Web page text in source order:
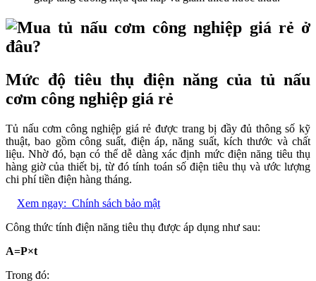
Mức độ tiêu thụ điện năng của tủ nấu
cơm công nghiệp giá rẻ
Tủ nấu cơm công nghiệp giá rẻ được trang bị đầy đủ thông số kỹ
thuật, bao gồm công suất, điện áp, năng suất, kích thước và chất
liệu. Nhờ đó, bạn có thể dễ dàng xác định mức điện năng tiêu thụ
hàng giờ của thiết bị, từ đó tính toán số điện tiêu thụ và ước lượng
chi phí tiền điện hàng tháng.
Xem ngay: Chính sách bảo mật
Công thức tính điện năng tiêu thụ được áp dụng như sau:
A=P×t
Trong đó: